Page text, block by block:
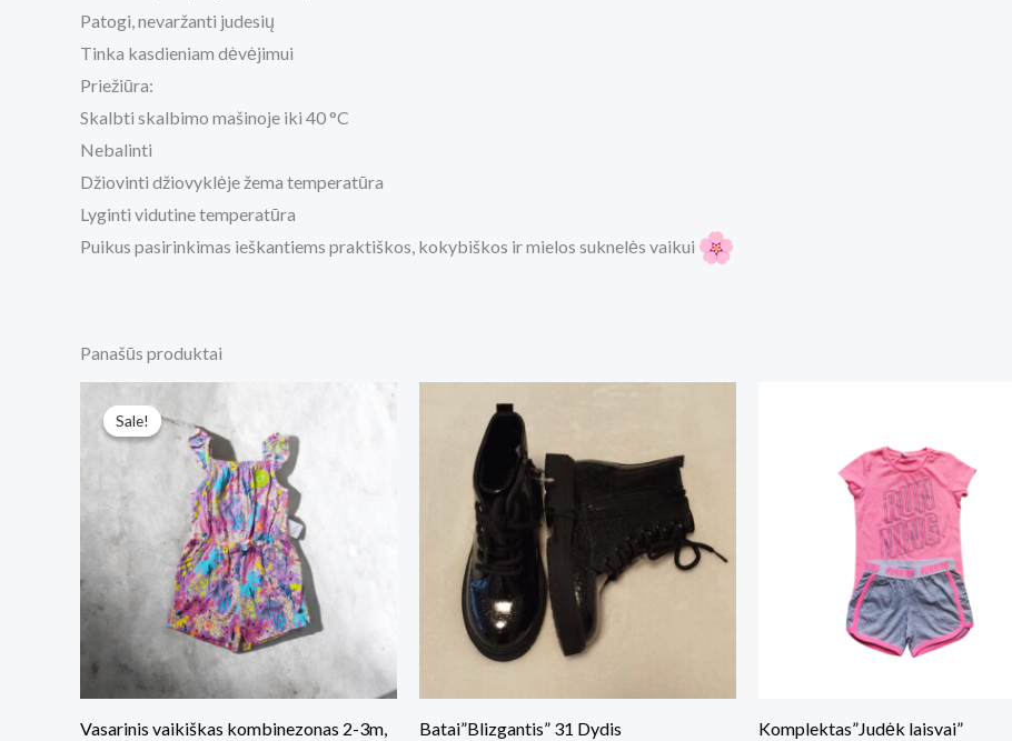
Patogi, nevaržanti judesių
Tinka kasdieniam dėvėjimui
Priežiūra:
Skalbti skalbimo mašinoje iki 40 °C
Nebalinti
Džiovinti džiovyklėje žema temperatūra
Lyginti vidutine temperatūra
Puikus pasirinkimas ieškantiems praktiškos, kokybiškos ir mielos suknelės vaikui
Panašūs produktai
Sale!
Sale!
Vasarinis vaikiškas kombinezonas 2-3m,
price
was:
price
is:
Batai”Blizgantis” 31 Dydis Komplektas”Judėk laisvai”